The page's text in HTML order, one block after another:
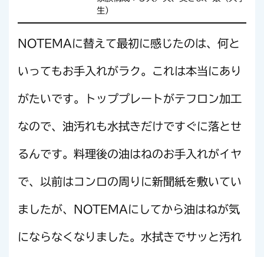
生）
NOTEMAに替えて最初に感じたのは、何と
いってもお手入れがラク。これは本当にあり
がたいです。トッププレートがテフロン加工
なので、油汚れも水拭きだけですぐに落とせ
るんです。料理後の油はねのお手入れがイヤ
で、以前はコンロの周りに新聞紙を敷いてい
ましたが、NOTEMAにしてから油はねが気
にならなくなりました。水拭きでサッと汚れ